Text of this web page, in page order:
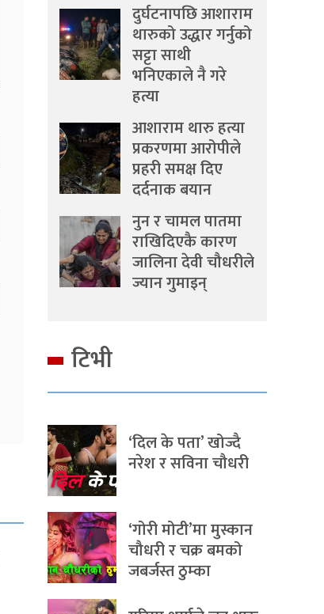
दुर्घटनापछि आशाराम
थारुको उद्धार गर्नुको
सट्टा साथी
भनिएकाले नै गरे
हत्या
आशाराम थारु हत्या
प्रकरणमा आरोपीले
प्रहरी समक्ष दिए
दर्दनाक बयान
नुन र चामल पातमा
राखिदिएकै कारण
जालिना देवी चौधरीले
ज्यान गुमाइन्
टिभी
‘दिल के पता’ खोज्दै
नरेश र सविना चौधरी
‘गोरी मोटी’मा मुस्कान
चौधरी र चक्र बमको
जबर्जस्त ठुम्का